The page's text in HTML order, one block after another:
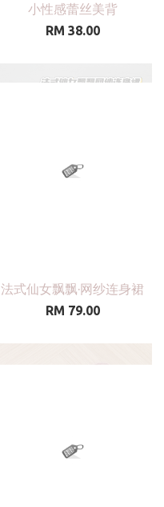
小性感蕾丝美背
RM 38.00
法式仙女飘飘·网纱连身裙
RM 79.00